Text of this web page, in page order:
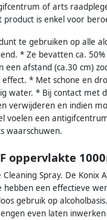
of arts
is enkel voor
te gebruiken op alle
* Ze bevatten ca.
een afstand (ca.30 cm)
* Met schone en
water. * Bij contact
verwijderen en indien
voelen een
waarschuwen.
oppervlakte
Cleaning Spray. De
een effectieve
gebruik op
even laten